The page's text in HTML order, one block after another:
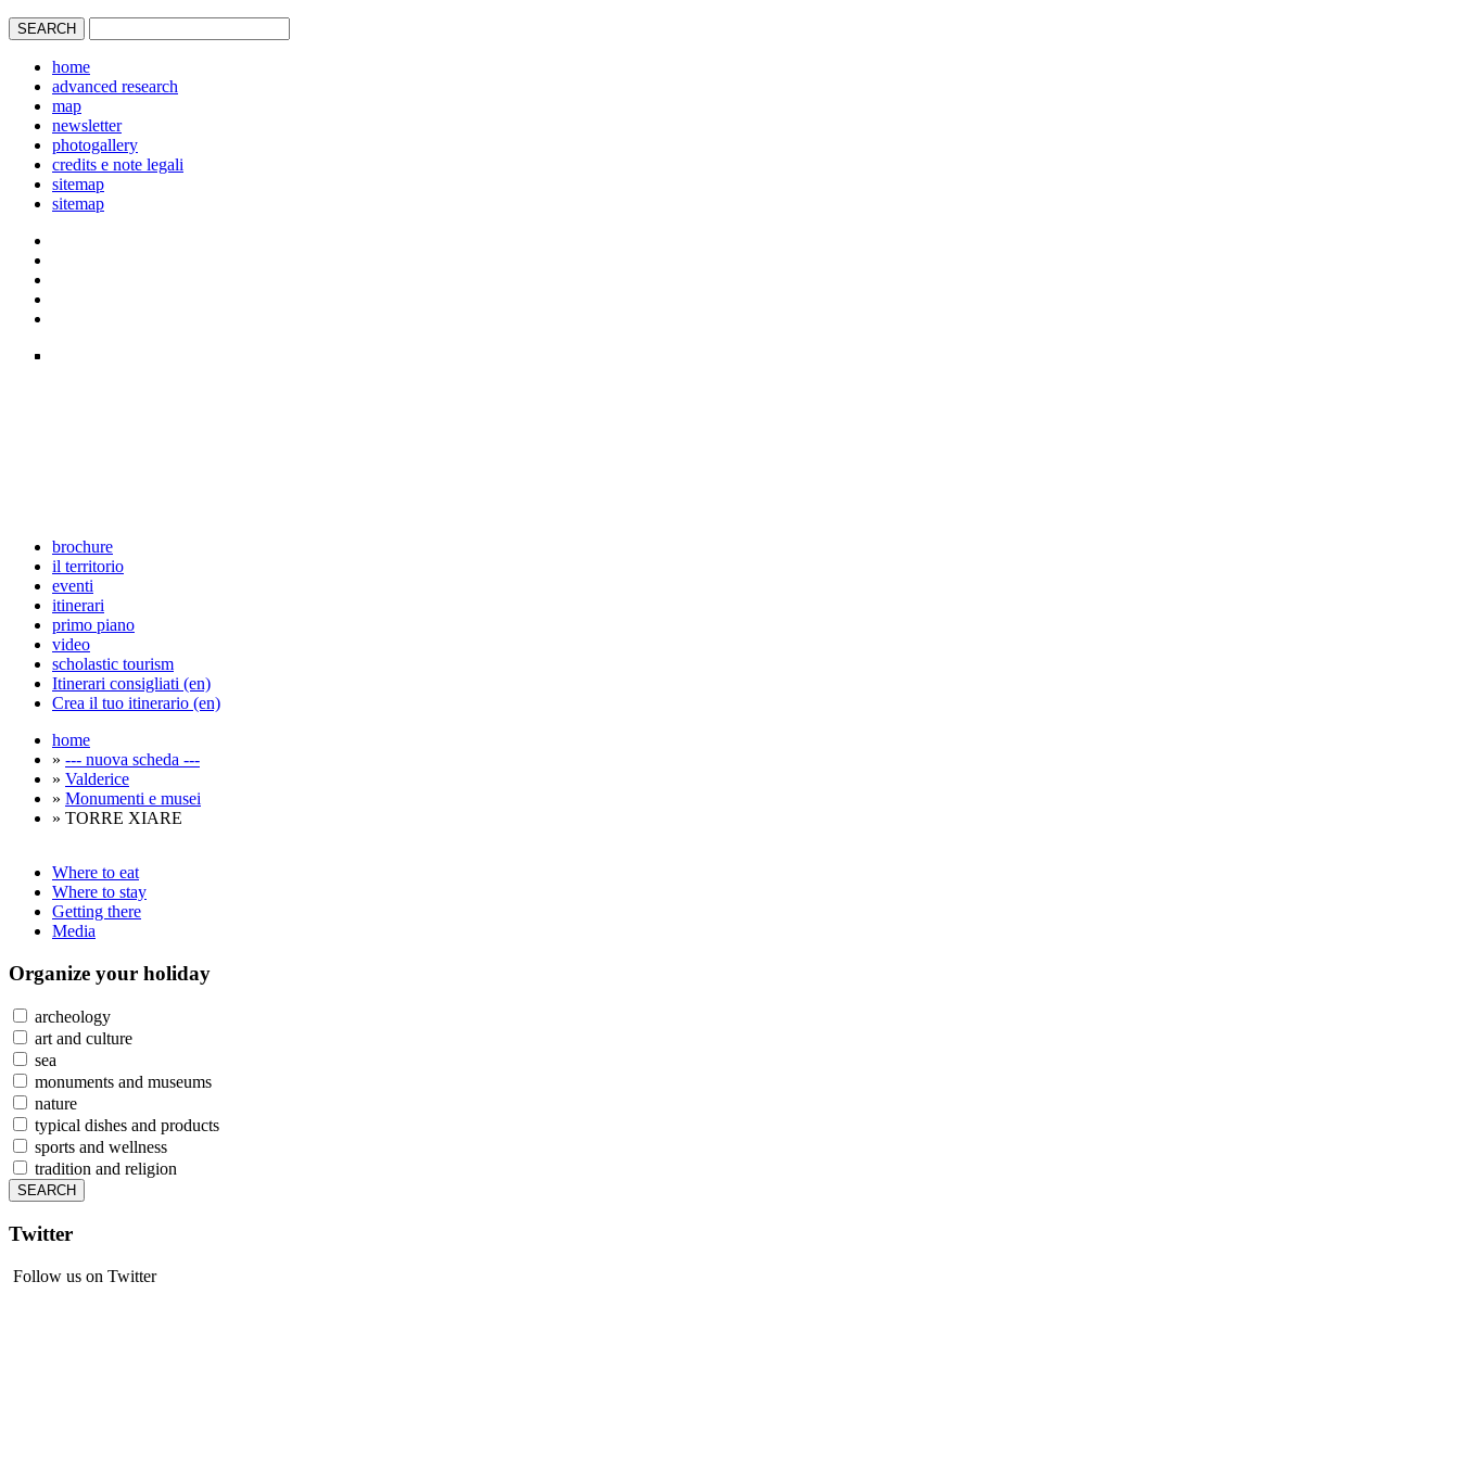
home
advanced research
map
newsletter
photogallery
credits e note legali
sitemap
sitemap
brochure
il territorio
eventi
itinerari
primo piano
video
scholastic tourism
Itinerari consigliati (en)
Crea il tuo itinerario (en)
home
» --- nuova scheda ---
» Valderice
» Monumenti e musei
» TORRE XIARE
Where to eat
Where to stay
Getting there
Media
Organize your holiday
archeology
art and culture
sea
monuments and museums
nature
typical dishes and products
sports and wellness
tradition and religion
Twitter
Follow us on Twitter